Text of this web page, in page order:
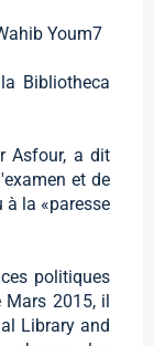
Youm7
Bibliotheca
Asfour, a dit
et de
à la «paresse
politiques
2015, il
Library and